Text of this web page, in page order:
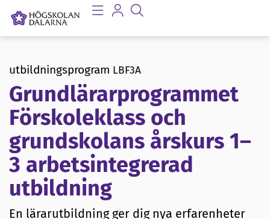
utbildningsprogram LBF3A
Grundlärarprogrammet
Förskoleklass och
grundskolans årskurs 1–
3 arbetsintegrerad
utbildning
En lärarutbildning ger dig nya erfarenheter